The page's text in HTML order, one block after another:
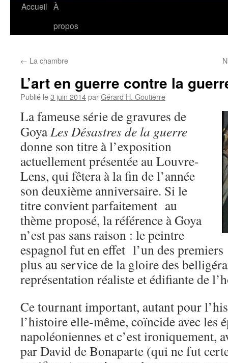
Accueil À
propos
← La chambre
L’art en guerre contre la
Publié le3 juin 2014parGérard H. Goutierre
La fameuse série de gravures de
GoyaLes Désastres de la guerre
donne son titre à l’exposition
actuellement présentée au Louvre-
Lens, qui fêtera à la fin de l’année
son deuxième anniversaire. Si le
titre convient parfaitement au
thème proposé, la référence à Goya
n’est pas sans raison : le peintre
espagnol fut en effet l’un des
plus au service de la gloire des
représentation réaliste et édifiante de
Ce tournant important, autant pour
l’histoire elle-même, coïncide avec les
napoléoniennes et c’est ironiquement,
par David de Bonaparte (qui ne fut